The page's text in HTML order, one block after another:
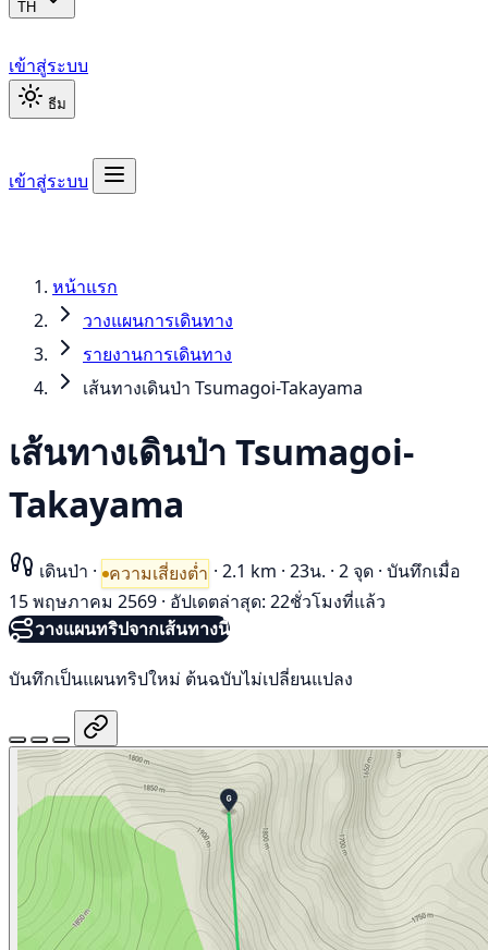
TH
เข้าสู่ระบบ
ธีม
เข้าสู่ระบบ
หน้าแรก
วางแผนการเดินทาง
รายงานการเดินทาง
เส้นทางเดินป่า Tsumagoi-Takayama
เส้นทางเดินป่า Tsumagoi-
Takayama
เดินป่า · ความเสี่ยงต่ำ · 2.1 km · 23น. · 2 จุด · บันทึกเมื่อ
15 พฤษภาคม 2569 · อัปเดตล่าสุด: 22ชั่วโมงที่แล้ว
วางแผนทริปจากเส้นทางนี้
บันทึกเป็นแผนทริปใหม่ ต้นฉบับไม่เปลี่ยนแปลง